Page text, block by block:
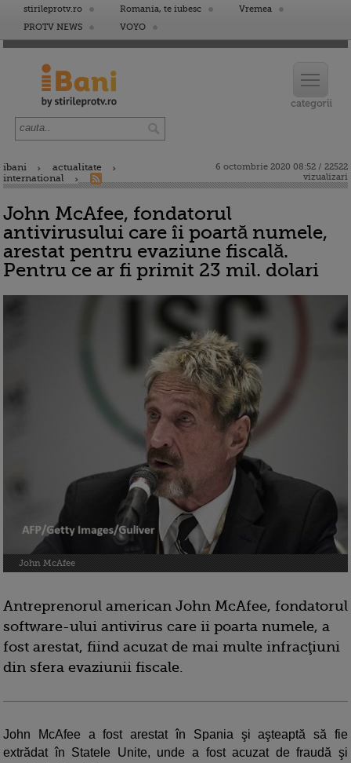
stirileprotv.ro Romania, te iubesc
Vremea
PROTV NEWS
VOYO
ibani
actualitate
international
6 octombrie 2020 08:52 / 22522
vizualizari
John McAfee, fondatorul
antivirusului care îi poartă numele,
arestat pentru evaziune fiscală.
Pentru ce ar fi primit 23 mil. dolari
John McAfee
Antreprenorul american John McAfee, fondatorul
software-ului antivirus care ii poarta numele, a
fost arestat, fiind acuzat de mai multe infracţiuni
din sfera evaziunii fiscale.
John McAfee a fost arestat în Spania şi aşteaptă să fie
extrădat în Statele Unite, unde a fost acuzat de fraudă şi